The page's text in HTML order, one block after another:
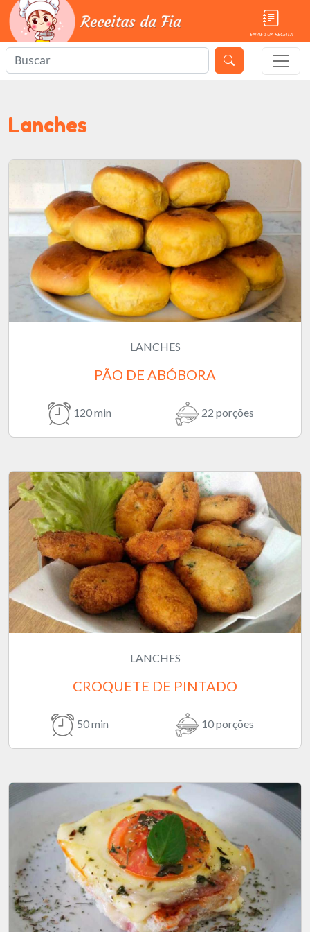
ENVIE SUA RECEITA
Lanches
LANCHES
PÃO DE ABÓBORA
120 min 22 porções
LANCHES
CROQUETE DE PINTADO
50 min 10 porções